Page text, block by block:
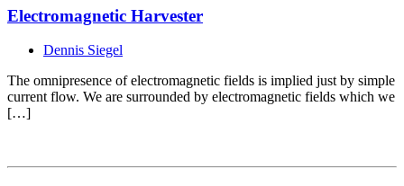
Electromagnetic Harvester
Dennis Siegel
The omnipresence of electromagnetic fields is implied just by simple
current flow. We are surrounded by electromagnetic fields which we
[…]